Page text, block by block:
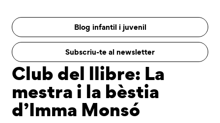
Blog infantil i juvenil
Subscriu-te al newsletter
Club del llibre: La
mestra i la bèstia
d’Imma Monsó